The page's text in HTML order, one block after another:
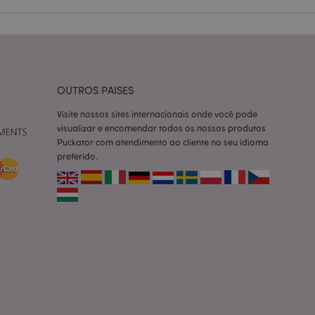
OUTROS PAISES
Visite nossos sites internacionais onde você pode
visualizar e encomendar todos os nossos produtos
Puckator com atendimento ao cliente no seu idioma
preferido.
o cache de
as páginas
na
de
variáveis de
é um número
é usado pode ser
exemplo é
usuário entre as